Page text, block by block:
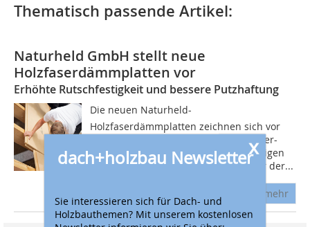
x
dach+holzbau Newsletter
Sie interessieren sich für Dach- und
Holzbauthemen? Mit unserem kostenlosen
Thematisch passende Artikel:
Naturheld GmbH stellt neue
Holzfaserdämmplatten vor
Erhöhte Rutschfestigkeit und bessere Putzhaftung
Die neuen Naturheld-
Holzfaserdämmplatten zeichnen sich vor
allem durch ihr verbessertes Nut-Feder-
Profil aus, das gegenüber dem vorherigen
Profil runder ausgeführt ist. Die Feder der...
mehr